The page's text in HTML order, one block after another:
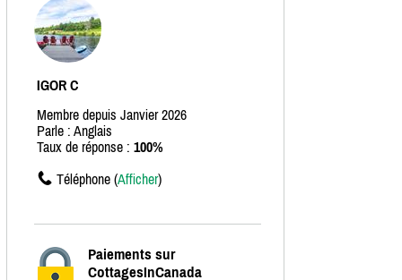
IGOR C
Membre depuis Janvier 2026
Parle : Anglais
Taux de réponse : 100%
Téléphone (Afficher)
Paiements sur
CottagesInCanada